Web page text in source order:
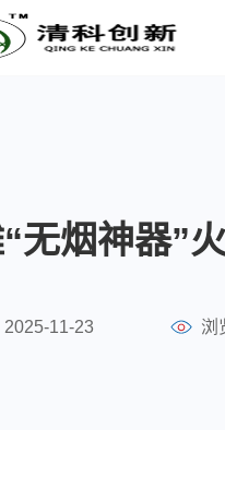
无烟神器”
2025-11-23 浏